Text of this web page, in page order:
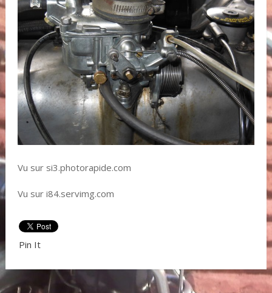
Vu sur si3.photorapide.com
Vu sur i84.servimg.com
Pin It